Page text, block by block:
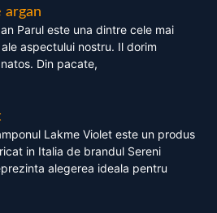
argan
Parul este una dintre cele mai
aspectului nostru. Il dorim
Din pacate,
Lakme Violet este un produs
in Italia de brandul Sereni
alegerea ideala pentru